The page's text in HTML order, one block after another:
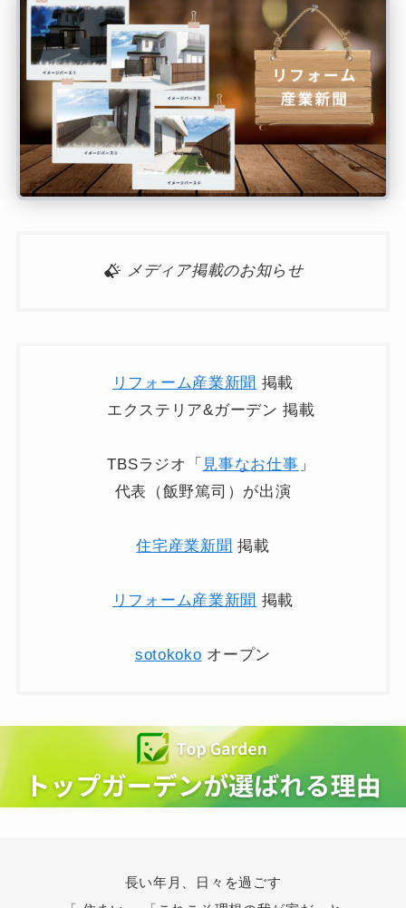
メディア掲載のお知らせ
リフォーム産業新聞 掲載
エクステリア&ガーデン 掲載
TBSラジオ「 見事なお仕事 」
代表（飯野篤司）が出演
住宅産業新聞 掲載
リフォーム産業新聞 掲載
sotokoko オープン
長い年月、日々を過ごす